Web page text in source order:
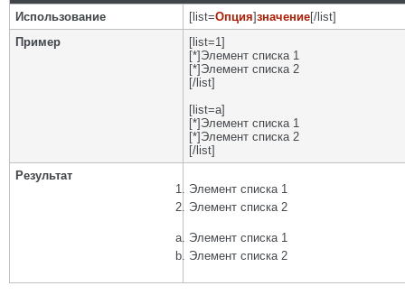
Использование [list=Опция]значение[/list]
Пример
[list=1]
[*]Элемент списка 1
[*]Элемент списка 2
[/list]
[list=a]
[*]Элемент списка 1
[*]Элемент списка 2
[/list]
Результат
Элемент списка 1
Элемент списка 2
Элемент списка 1
Элемент списка 2